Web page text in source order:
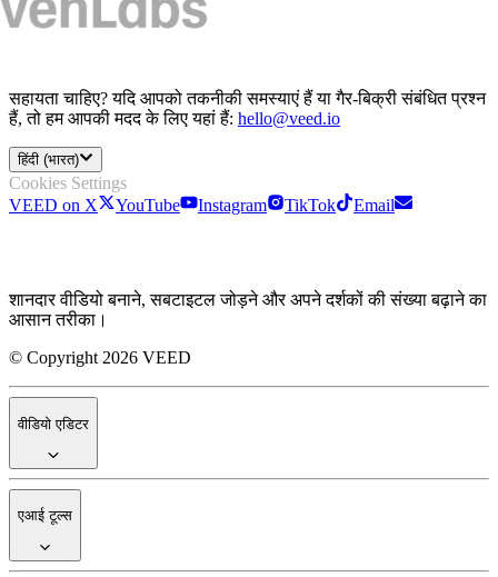
सहायता चाहिए? यदि आपको तकनीकी समस्याएं हैं या गैर-बिक्री संबंधित प्रश्न
हैं, तो हम आपकी मदद के लिए यहां हैं: hello@veed.io
हिंदी (भारत)
Cookies Settings
VEED on X
YouTube Instagram TikTok Email
शानदार वीडियो बनाने, सबटाइटल जोड़ने और अपने दर्शकों की संख्या बढ़ाने का
आसान तरीका।
© Copyright 2026 VEED
वीडियो एडिटर
एआई टूल्स